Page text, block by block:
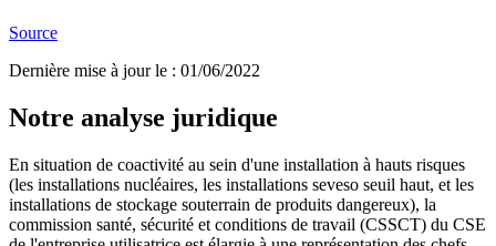
Source
Dernière mise à jour le : 01/06/2022
Notre analyse juridique
En situation de coactivité au sein d'une installation à hauts risques
(les installations nucléaires, les installations seveso seuil haut, et les
installations de stockage souterrain de produits dangereux), la
commission santé, sécurité et conditions de travail (CSSCT) du CSE